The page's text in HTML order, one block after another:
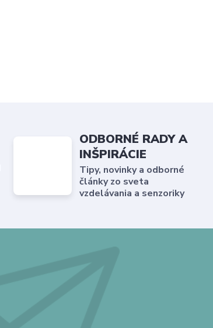
ODBORNÉ RADY A
INŠPIRÁCIE
Tipy, novinky a odborné
články zo sveta
vzdelávania a senzoriky